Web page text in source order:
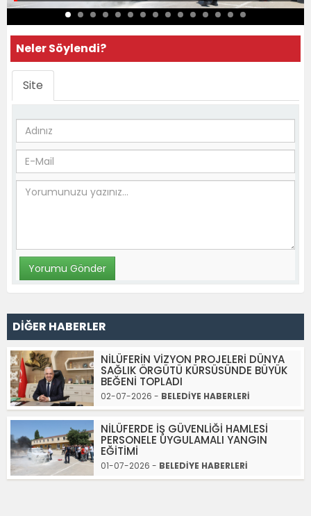
Neler Söylendi?
Site
DİĞER HABERLER
NİLÜFERİN VİZYON PROJELERİ DÜNYA
SAĞLIK ÖRGÜTÜ KÜRSÜSÜNDE BÜYÜK
BEĞENİ TOPLADI
02-07-2026 - BELEDİYE HABERLERİ
NİLÜFERDE İŞ GÜVENLİĞİ HAMLESİ
PERSONELE UYGULAMALI YANGIN
EĞİTİMİ
01-07-2026 - BELEDİYE HABERLERİ